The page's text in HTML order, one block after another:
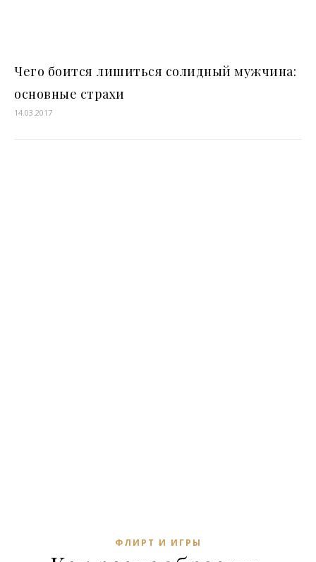
Чего боится лишиться солидный мужчина:
основные страхи
14.03.2017
ФЛИРТ И ИГРЫ